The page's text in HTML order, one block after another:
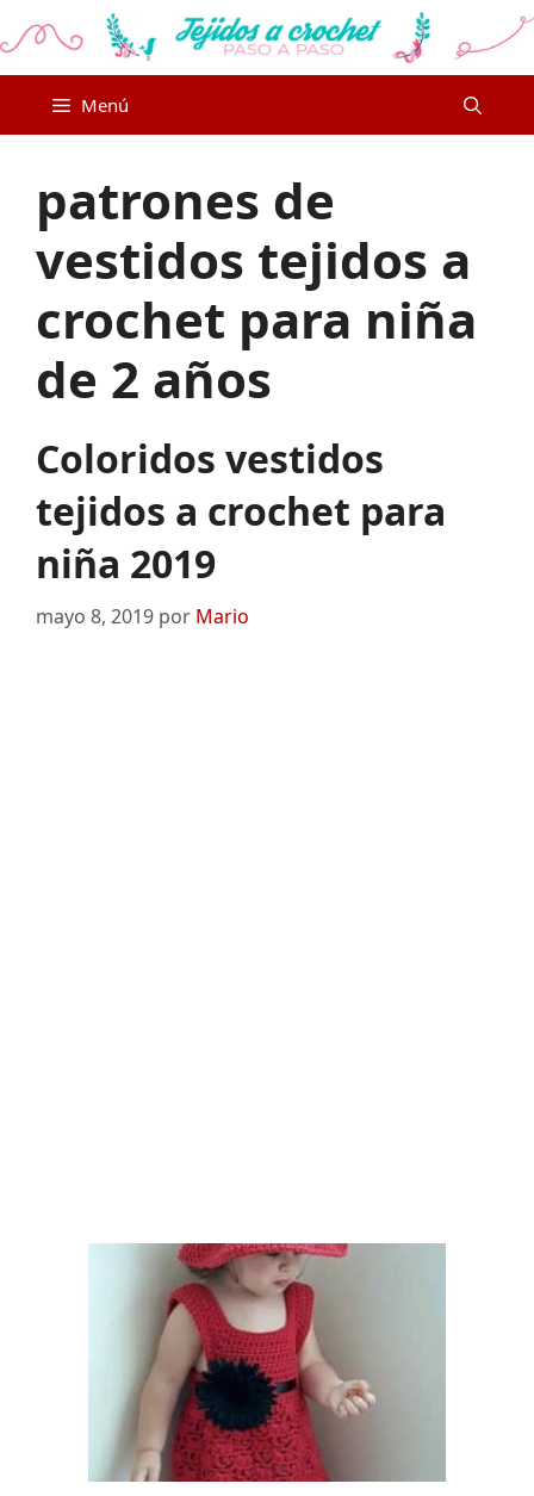
al
Menú
patrones de
vestidos tejidos a
crochet para niña
de 2 años
Coloridos vestidos
tejidos a crochet para
niña 2019
mayo 8, 2019 por Mario